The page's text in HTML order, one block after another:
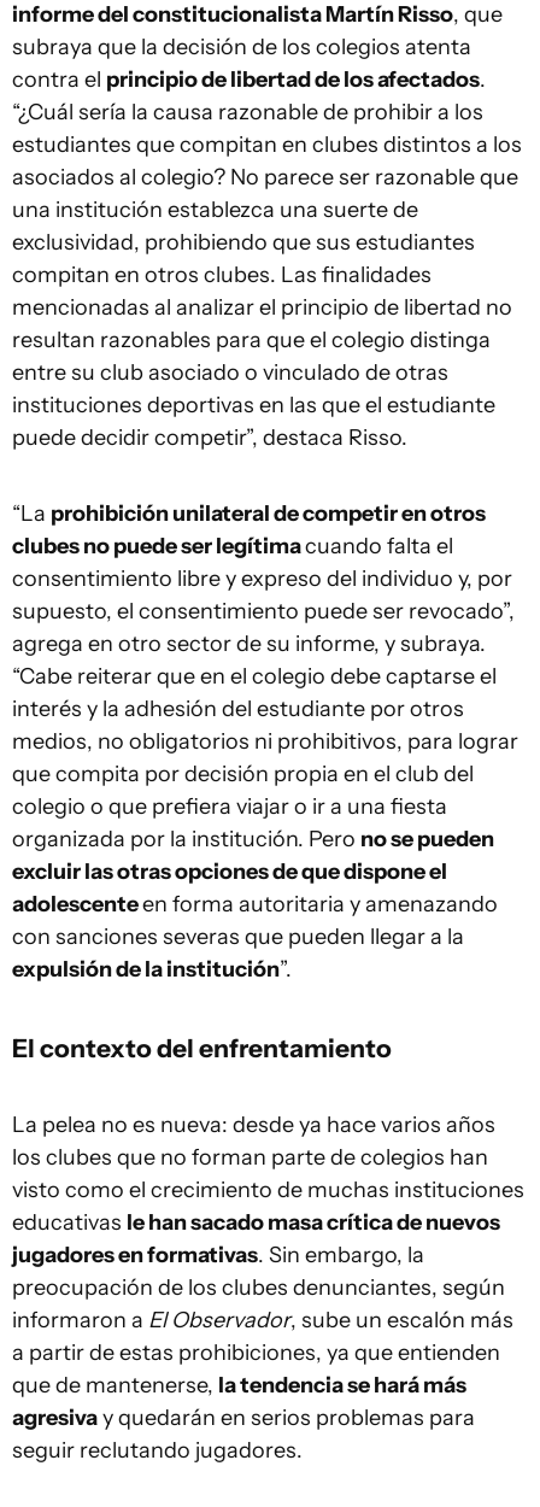
informe del constitucionalista Martín Risso, que
subraya que la decisión de los colegios atenta
contra el principio de libertad de los afectados.
“¿Cuál sería la causa razonable de prohibir a los
estudiantes que compitan en clubes distintos a los
asociados al colegio? No parece ser razonable que
una institución establezca una suerte de
exclusividad, prohibiendo que sus estudiantes
compitan en otros clubes. Las finalidades
mencionadas al analizar el principio de libertad no
resultan razonables para que el colegio distinga
entre su club asociado o vinculado de otras
instituciones deportivas en las que el estudiante
puede decidir competir”, destaca Risso.
“La prohibición unilateral de competir en otros
clubes no puede ser legítimacuando falta el
consentimiento libre y expreso del individuo y, por
supuesto, el consentimiento puede ser revocado”,
agrega en otro sector de su informe, y subraya.
“Cabe reiterar que en el colegio debe captarse el
interés y la adhesión del estudiante por otros
medios, no obligatorios ni prohibitivos, para lograr
que compita por decisión propia en el club del
colegio o que prefiera viajar o ir a una fiesta
organizada por la institución. Pero no se pueden
excluir las otras opciones de que dispone el
adolescenteen forma autoritaria y amenazando
con sanciones severas que pueden llegar a la
expulsión de la institución”.
El contexto del enfrentamiento
La pelea no es nueva: desde ya hace varios años
los clubes que no forman parte de colegios han
visto como el crecimiento de muchas instituciones
educativas le han sacado masa crítica de nuevos
jugadores en formativas. Sin embargo, la
preocupación de los clubes denunciantes, según
informaron a El Observador, sube un escalón más
a partir de estas prohibiciones, ya que entienden
que de mantenerse, la tendencia se hará más
agresivay quedarán en serios problemas para
seguir reclutando jugadores.